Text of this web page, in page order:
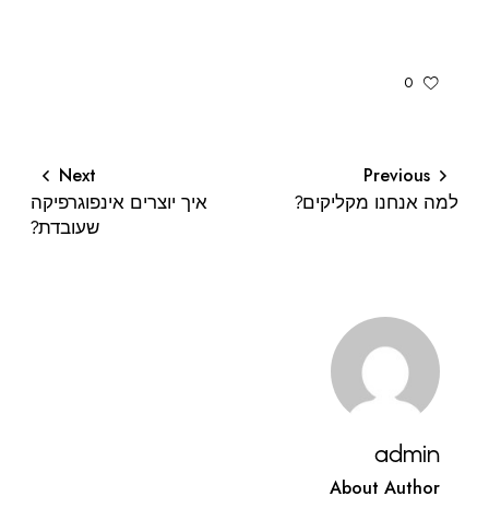
0
Previous
למה אנחנו מקליקים?
Next
איך יוצרים אינפוגרפיקה
שעובדת?
admin
About Author